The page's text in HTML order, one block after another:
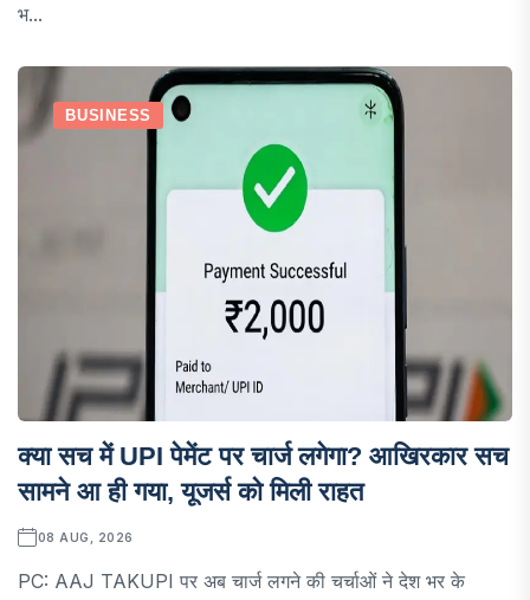
भ...
BUSINESS
क्या सच में UPI पेमेंट पर चार्ज लगेगा? आखिरकार सच
सामने आ ही गया, यूजर्स को मिली राहत
08 AUG, 2026
PC: AAJ TAKUPI पर अब चार्ज लगने की चर्चाओं ने देश भर के